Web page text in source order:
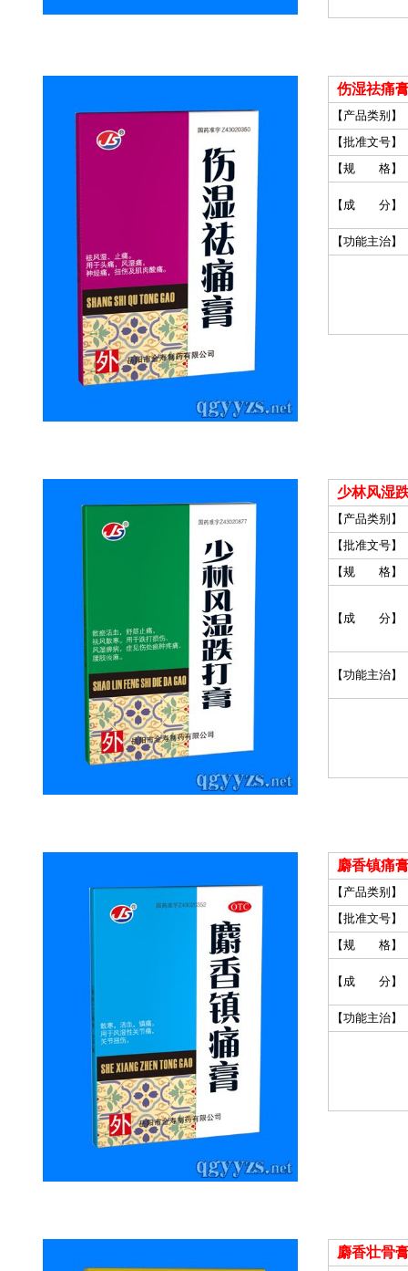
伤湿祛痛
【产品类别】
【批准文号】
【规 格】
【成 分】
【功能主治】
少林风湿
【产品类别】
【批准文号】
【规 格】
【成 分】
【功能主治】
麝香镇痛
【产品类别】
【批准文号】
【规 格】
【成 分】
【功能主治】
麝香壮骨